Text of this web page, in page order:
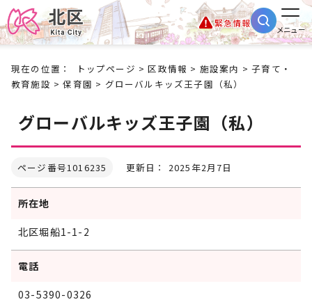
緊急情報
メニュー
現在の位置： トップページ >区政情報 > 施設案内 >子育て・
教育施設 >保育園 > グローバルキッズ王子園（私）
グローバルキッズ王子園（私）
ページ番号1016235 更新日： 2025年2月7日
所在地
北区堀船1-1-2
電話
03-5390-0326